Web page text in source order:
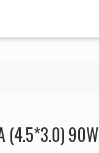
(4.5*3.0) 90W